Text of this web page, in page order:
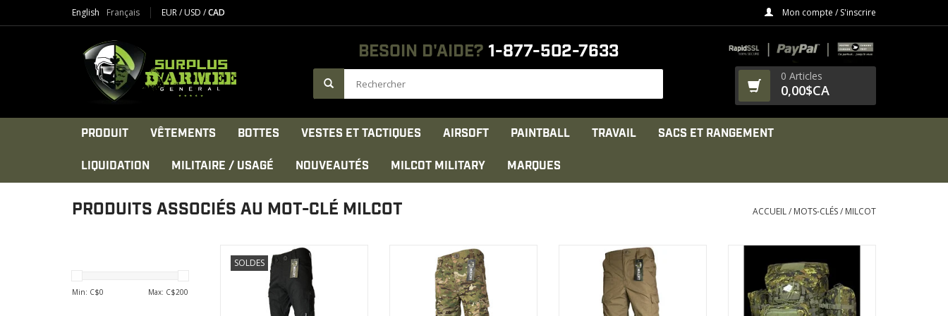
English Français EUR/USD /CAD Mon compte / S'inscrire
BESOIN D'AIDE? 1-877-502-7633
0 Articles
0,00$CA
PRODUIT VÊTEMENTS BOTTES VESTES ET TACTIQUES AIRSOFT PAINTBALL TRAVAIL SACS ET RANGEMENT
LIQUIDATION MILITAIRE / USAGÉ NOUVEAUTÉS MILCOT MILITARY MARQUES
PRODUITS ASSOCIÉS AU MOT-CLÉ MILCOT ACCUEIL/ MOTS-CLÉS/ MILCOT
Min: C$0 Max: C$200
SOLDES
Renforts et Coutures triples
renforcées aux points de stress
AFFICHER LE PRODUIT
Coutures renforcées aux points
de stress
Triples Couture principal
Zippersfly YKK®.
Fabriqué avec un matériau 65%
polyester 35% coton Rip-
Stop.Léger et très résistant
AFFICHER LE PRODUIT
MILCOT
AFFICHER LE PRODUIT